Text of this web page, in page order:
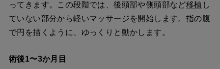
ってきます。この段階では、後頭部や側頭部など移植 し
ていない部分から軽いマッサージを開始します。指の腹
で円を描くように、ゆっくりと動かします。
術後1〜3か月目